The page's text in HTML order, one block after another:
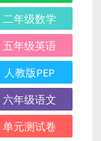
二年级数学
五年级英语
人教版PEP
六年级语文
单元测试卷